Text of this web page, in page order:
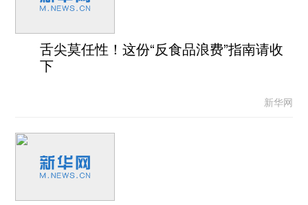
舌尖莫任性！这份“反食品浪费”指南请收
下
新华网